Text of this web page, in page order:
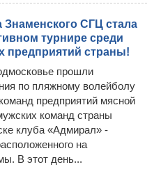
Знаменского СГЦ стала
турнире среди
предприятий страны!
прошли
по пляжному волейболу
предприятий мясной
команд страны
клуба «Адмирал» -
на
В этот день...